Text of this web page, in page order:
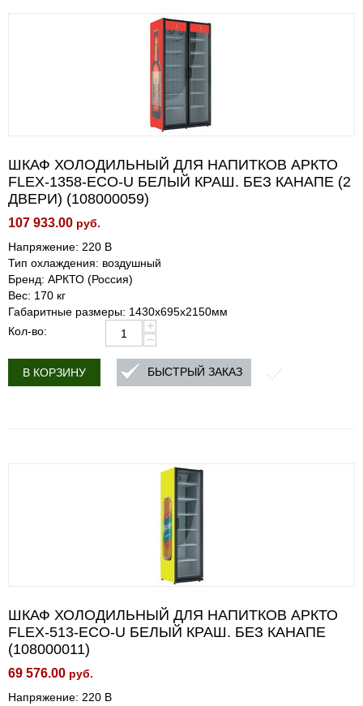
ШКАФ ХОЛОДИЛЬНЫЙ ДЛЯ НАПИТКОВ АРКТО
FLEX-1358-ECO-U БЕЛЫЙ КРАШ. БЕЗ КАНАПЕ (2
ДВЕРИ) (108000059)
107 933.00 руб.
Напряжение: 220 В
Тип охлаждения: воздушный
Бренд: АРКТО (Россия)
Вес: 170 кг
Габаритные размеры: 1430х695х2150мм
Кол-во:
+
−
В КОРЗИНУ БЫСТРЫЙ ЗАКАЗ
ШКАФ ХОЛОДИЛЬНЫЙ ДЛЯ НАПИТКОВ АРКТО
FLEX-513-ECO-U БЕЛЫЙ КРАШ. БЕЗ КАНАПЕ
(108000011)
69 576.00 руб.
Напряжение: 220 В